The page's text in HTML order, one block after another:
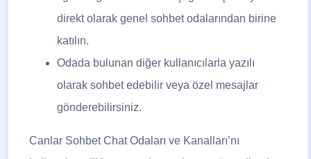
direkt olarak genel sohbet odalarından birine
katılın.
Odada bulunan diğer kullanıcılarla yazılı
olarak sohbet edebilir veya özel mesajlar
gönderebilirsiniz.
Canlar Sohbet Chat Odaları ve Kanalları’nı